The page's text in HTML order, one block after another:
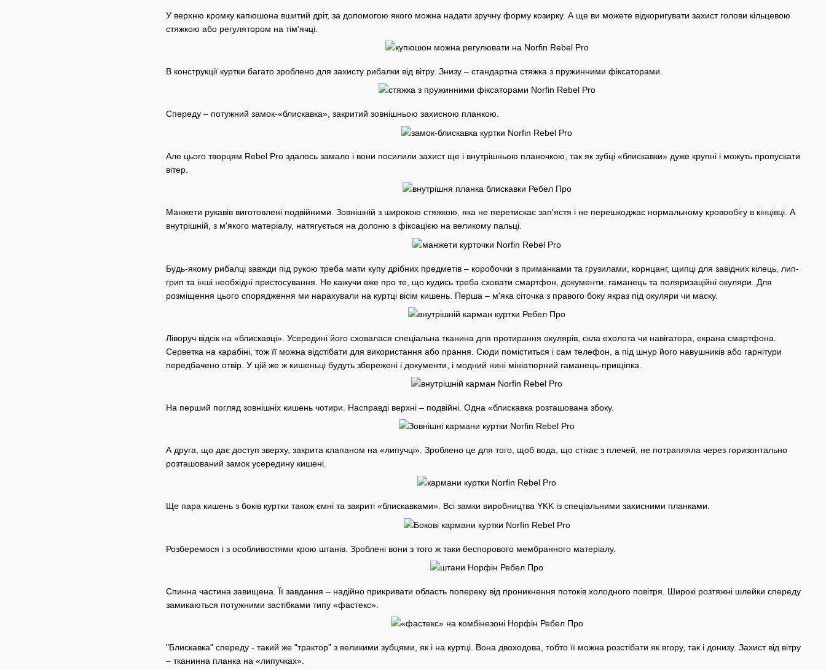
У верхню кромку капюшона вшитий дріт, за допомогою якого можна надати зручну форму козирку. А ще ви можете відкоригувати захист голови кільцевою
стяжкою або регулятором на тім'ячці.
В конструкції куртки багато зроблено для захисту рибалки від вітру. Знизу – стандартна стяжка з пружинними фіксаторами.
Спереду – потужний замок-«блискавка», закритий зовнішньою захисною планкою.
Але цього творцям Rebel Pro здалось замало і вони посилили захист ще і внутрішньою планочкою, так як зубці «блискавки» дуже крупні і можуть пропускати
вітер.
Манжети рукавів виготовлені подвійними. Зовнішній з широкою стяжкою, яка не перетискає зап'ястя і не перешкоджає нормальному кровообігу в кінцівці. А
внутрішній, з м'якого матеріалу, натягується на долоню з фіксацією на великому пальці.
Будь-якому рибалці завжди під рукою треба мати купу дрібних предметів – коробочки з приманками та грузилами, корнцанг, щипці для завідних кілець, лип-
грип та інші необхідні пристосування. Не кажучи вже про те, що кудись треба сховати смартфон, документи, гаманець та поляризаційні окуляри. Для
розміщення цього спорядження ми нарахували на куртці вісім кишень. Перша – м'яка сіточка з правого боку якраз під окуляри чи маску.
Ліворуч відсік на «блискавці». Усередині його сховалася спеціальна тканина для протирання окулярів, скла ехолота чи навігатора, екрана смартфона.
Серветка на карабіні, тож її можна відстібати для використання або прання. Сюди поміститься і сам телефон, а під шнур його навушників або гарнітури
передбачено отвір. У цій же ж кишеньці будуть збережені і документи, і модний нині мініатюрний гаманець-прищіпка.
На перший погляд зовнішніх кишень чотири. Насправді верхні – подвійні. Одна «блискавка розташована збоку.
А друга, що дає доступ зверху, закрита клапаном на «липучці». Зроблено це для того, щоб вода, що стікає з плечей, не потрапляла через горизонтально
розташований замок усередину кишені.
Ще пара кишень з боків куртки також ємні та закриті «блискавками». Всі замки виробництва YKK із спеціальними захисними планками.
Розберемося і з особливостями крою штанів. Зроблені вони з того ж таки беспорового мембранного матеріалу.
Спинна частина завищена. Її завдання – надійно прикривати область попереку від проникнення потоків холодного повітря. Широкі розтяжні шлейки спереду
замикаються потужними застібками типу «фастекс».
"Блискавка" спереду - такий же "трактор" з великими зубцями, як і на куртці. Вона двоходова, тобто її можна розстібати як вгору, так і донизу. Захист від вітру
– тканинна планка на «липучках».